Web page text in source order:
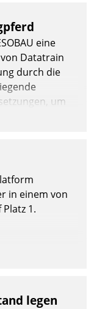
eine
Datatrain
durch die
um
und weitere
in einem von
1.
legen